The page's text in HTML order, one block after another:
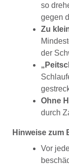
so
gegen
Zu
der
Ohne
durch
Hinweise zum
Vor